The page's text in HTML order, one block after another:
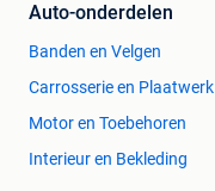
Auto-onderdelen
Banden en Velgen
Carrosserie en Plaatwerk
Motor en Toebehoren
Interieur en Bekleding